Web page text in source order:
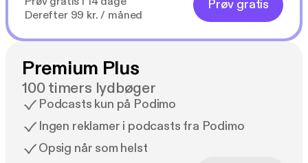
Derefter 99 kr. / måned
Prøv gratis
Premium Plus
100 timers lydbøger
Podcasts kun på Podimo
Ingen reklamer i podcasts fra Podimo
Opsig når som helst